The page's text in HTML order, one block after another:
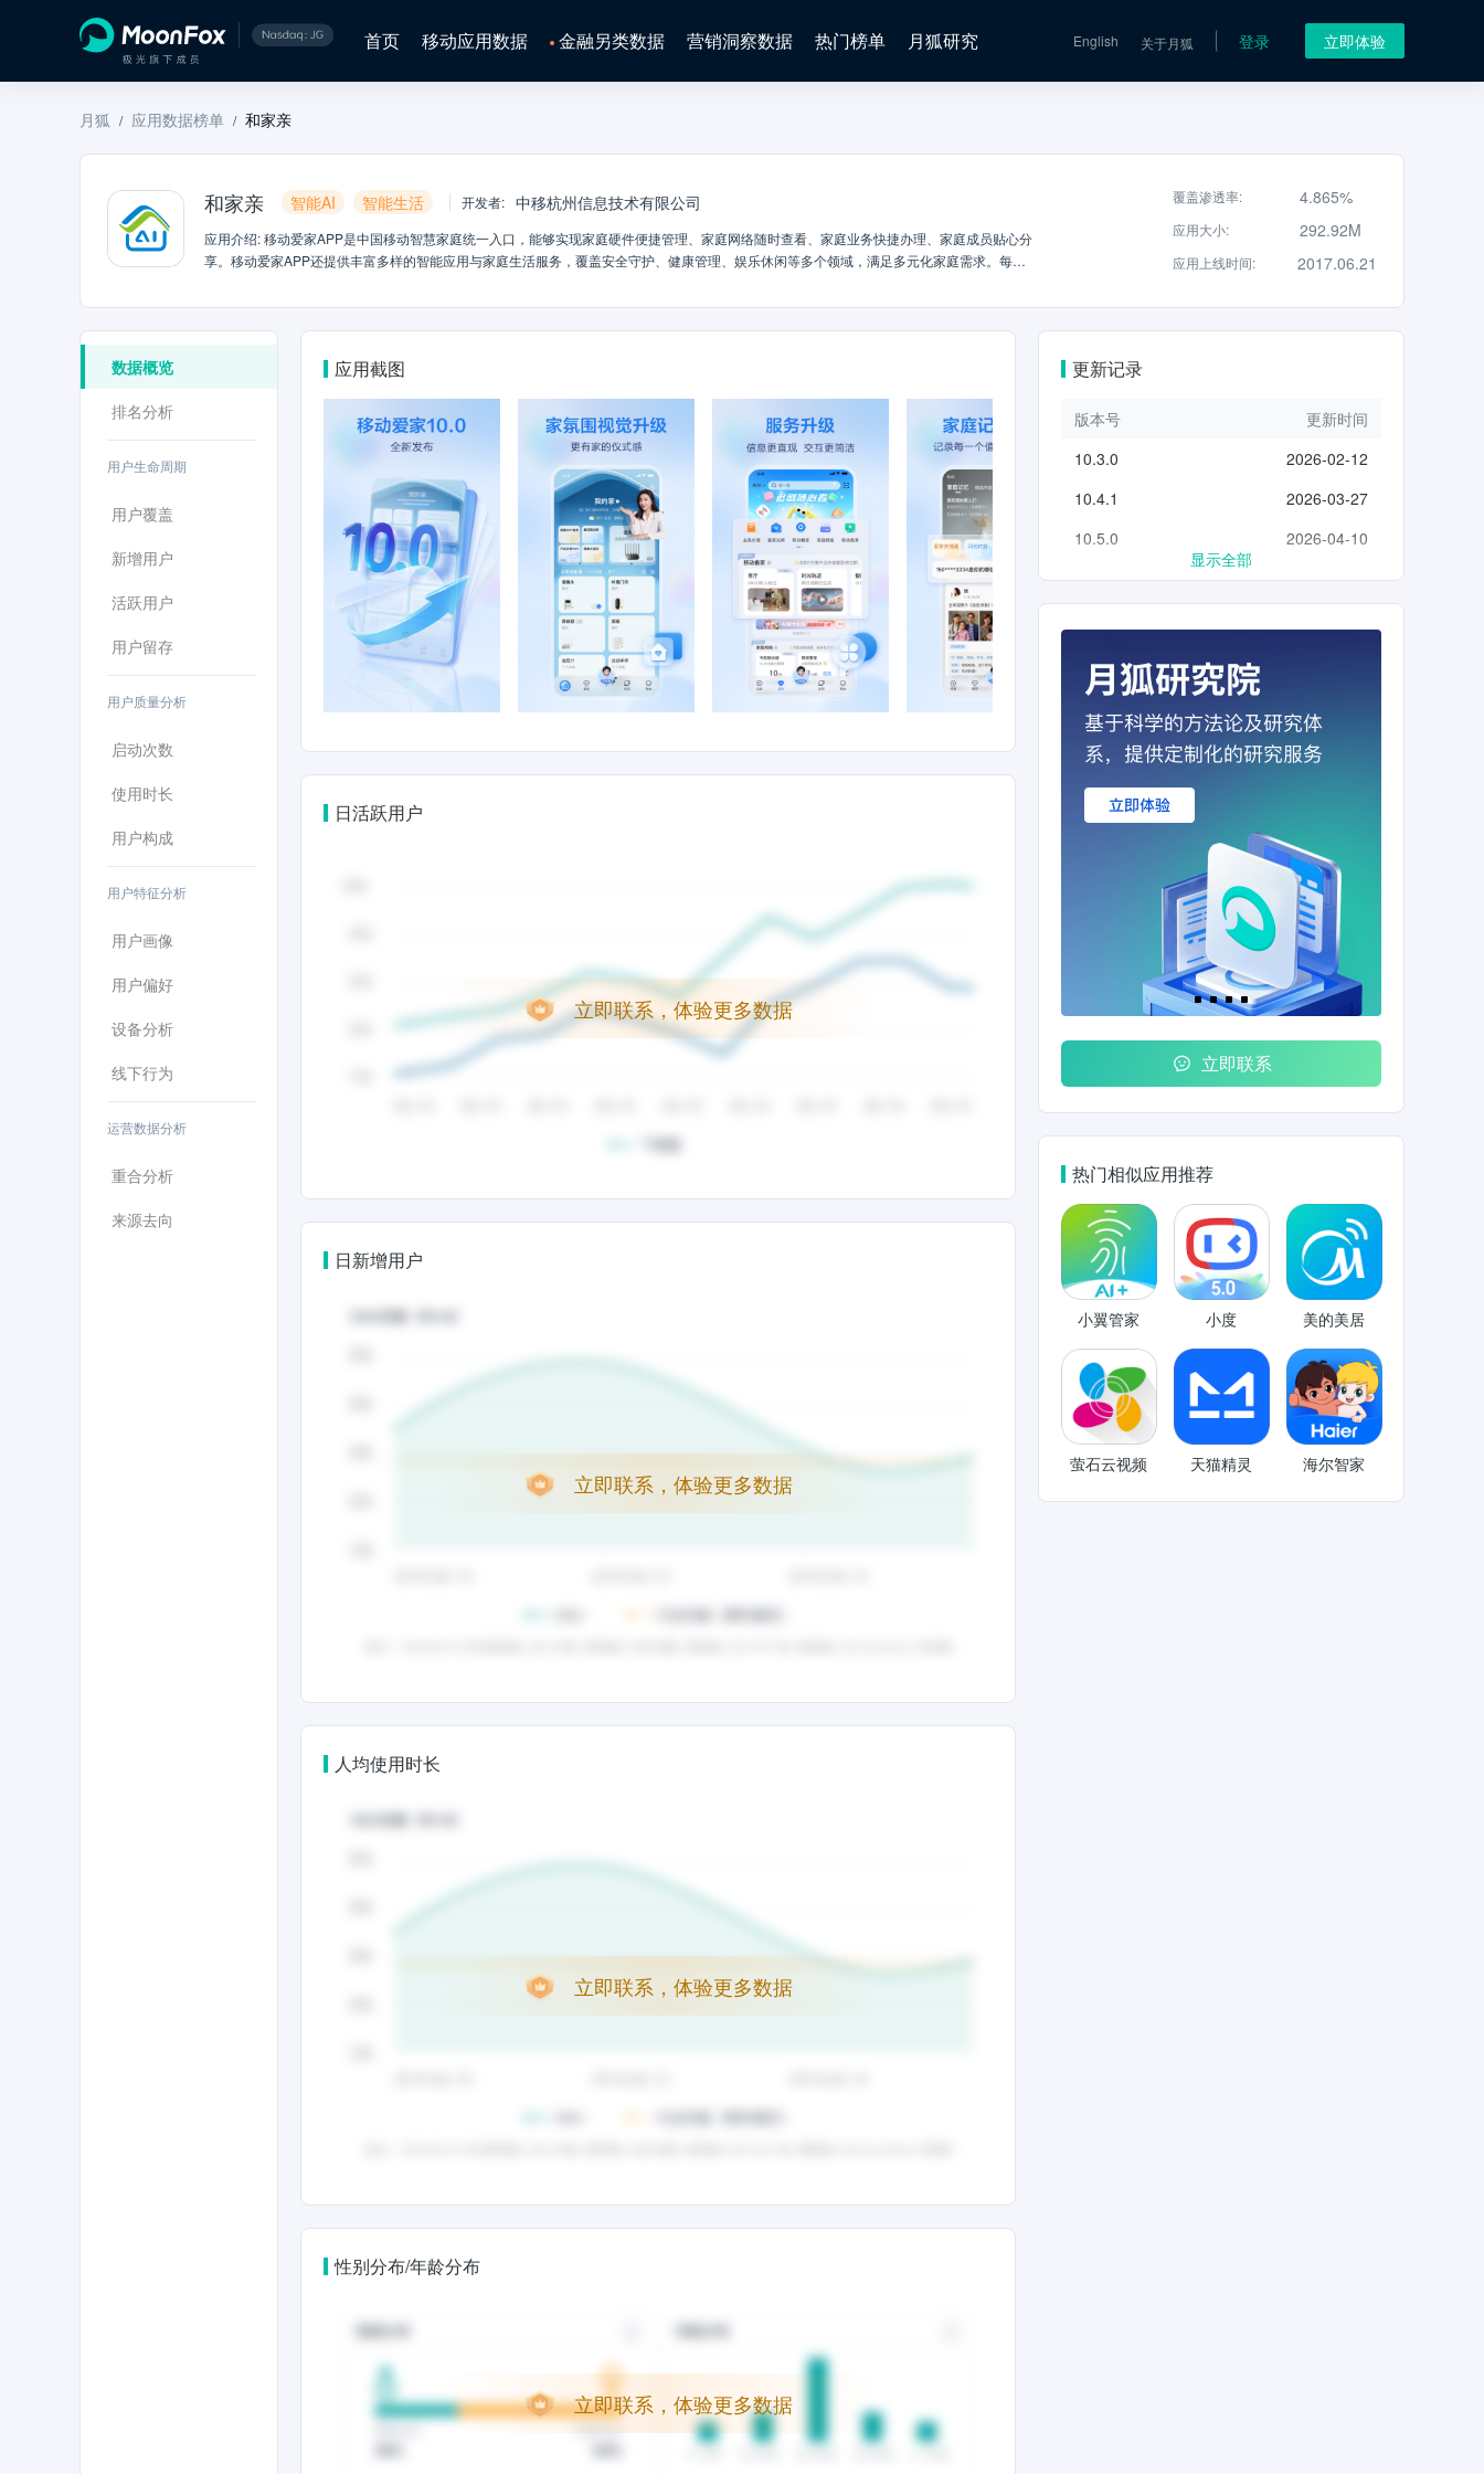
首页 移动应用数据 金融另类数据 营销洞察数据 热门榜单 月狐研究 English 关于月狐 登录 立即体验
月狐 / 应用数据榜单 / 和家亲
和家亲 智能AI 智能生活 开发者: 中移杭州信息技术有限公司
应用介绍:移动爱家APP是中国移动智慧家庭统一入口，能够实现家庭硬件便捷管理、家庭网络随时查看、家庭业务快捷办理、家庭成员贴心分
享。移动爱家APP还提供丰富多样的智能应用与家庭生活服务，覆盖安全守护、健康管理、娱乐休闲等多个领域，满足多元化家庭需求。每一
生活触手可及。
覆盖渗透率: 4.865%
应用大小: 292.92M
应用上线时间: 2017.06.21
数据概览
排名分析
用户生命周期
用户覆盖
新增用户
活跃用户
用户留存
用户质量分析
启动次数
使用时长
用户构成
用户特征分析
用户画像
用户偏好
设备分析
线下行为
运营数据分析
重合分析
来源去向
应用截图
日活跃用户
立即联系，体验更多数据
日新增用户
立即联系，体验更多数据
人均使用时长
立即联系，体验更多数据
性别分布/年龄分布
立即联系，体验更多数据
更新记录
版本号
更新时间
10.3.0
2026-02-12
10.4.1
2026-03-27
10.5.0
2026-04-10
显示全部
立即联系
热门相似应用推荐
小翼管家 小度 美的美居
萤石云视频 天猫精灵 海尔智家